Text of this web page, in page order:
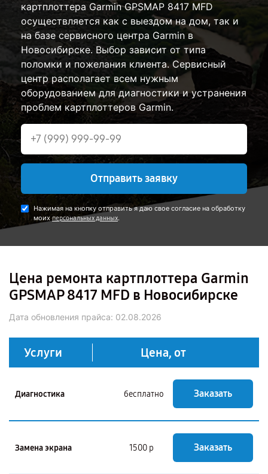
картплоттера Garmin GPSMAP 8417 MFD
осуществляется как с выездом на дом, так и
на базе сервисного центра Garmin в
Новосибирске. Выбор зависит от типа
поломки и пожелания клиента. Сервисный
центр располагает всем нужным
оборудованием для диагностики и устранения
проблем картплоттеров Garmin.
Отправить заявку
Нажимая на кнопку отправить я даю свое согласие на обработку
моихперсональных данных.
Цена ремонта картплоттера Garmin
GPSMAP 8417 MFD в Новосибирске
Дата обновления прайса: 02.08.2026
Услуги Цена, от
Диагностика бесплатно Заказать
Замена экрана 1500 р Заказать